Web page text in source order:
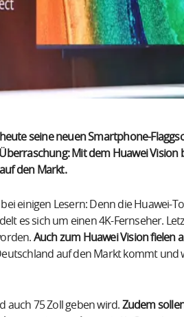
seine neuen Smartphone-
Mit dem Huawei
den Markt.
einigen Lesern: Denn die Huawei-
es sich um einen 4K-Fernseher.
Auch zum Huawei Vision fielen
auf den Markt kommt und
auch 75 Zoll geben wird. Zudem